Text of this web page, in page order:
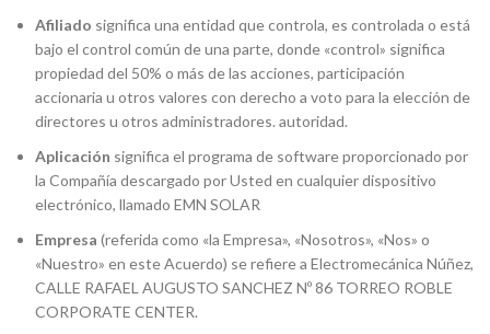
Afiliado significa una entidad que controla, es controlada o está
bajo el control común de una parte, donde «control» significa
propiedad del 50% o más de las acciones, participación
accionaria u otros valores con derecho a voto para la elección de
directores u otros administradores. autoridad.
Aplicación significa el programa de software proporcionado por
la Compañía descargado por Usted en cualquier dispositivo
electrónico, llamado EMN SOLAR
Empresa (referida como «la Empresa», «Nosotros», «Nos» o
«Nuestro» en este Acuerdo) se refiere a Electromecánica Núñez,
CALLE RAFAEL AUGUSTO SANCHEZ Nº 86 TORREO ROBLE
CORPORATE CENTER.